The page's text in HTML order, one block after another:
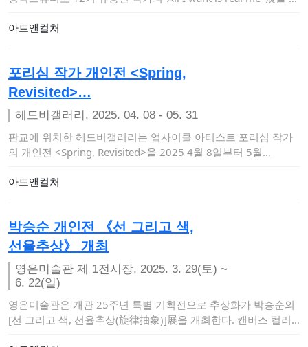
아트앤컬처
포리심 작가 개인전 <Spring,
Revisited>…
헤드비갤러리, 2025. 04. 08 - 05. 31
판교에 위치한 헤드비갤러리는 업사이클 아티스트 포리심 작가
의 개인전 <Spring, Revisited>을 2025 4월 8일부터 5월…
아트앤컬처
박승순 개인전 《선 그리고 색,
선율추상》 개최
영은미술관 제 1전시장, 2025. 3. 29(토) ~
6. 22(일)
영은미술관은 개관 25주년 특별 기획전으로 추상화가 박승순의
[선 그리고 색, 선율추상(旋律抽象)]展을 개최한다. 캔버스 컬러